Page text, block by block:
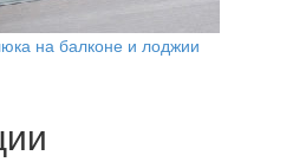
на балконе и лоджии